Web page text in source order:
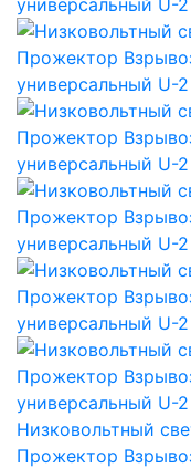
Низковольтный
Прожектор